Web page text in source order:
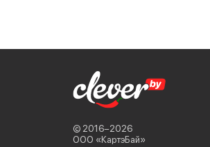
© 2016−2026
ООО «КартэБай»